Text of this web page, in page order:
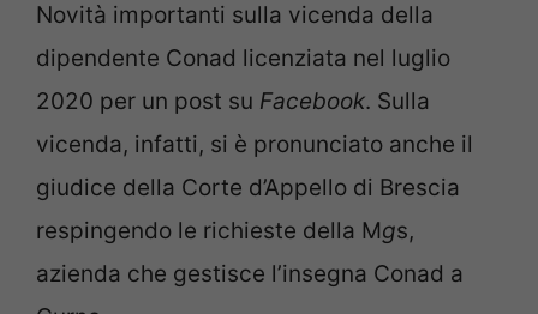
Novità importanti sulla vicenda della
dipendente Conad licenziata nel luglio
2020 per un post su Facebook. Sulla
vicenda, infatti, si è pronunciato anche il
giudice della Corte d’Appello di Brescia
respingendo le richieste della Mgs,
azienda che gestisce l’insegna Conad a